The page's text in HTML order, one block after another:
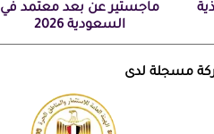
ماجستير عن بعد معتمد في
السعودية 2026
مسجلة لدى